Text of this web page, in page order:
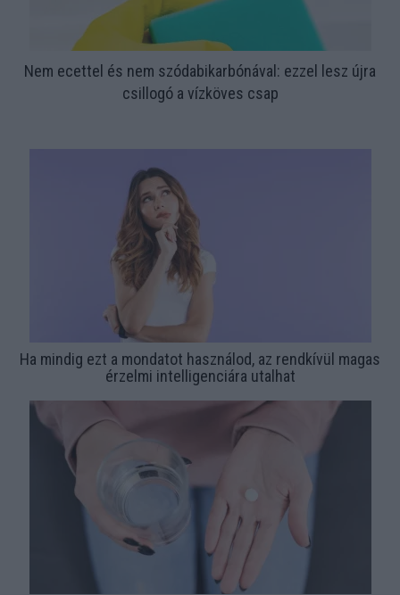
Nem ecettel és nem szódabikarbónával: ezzel lesz újra
csillogó a vízköves csap
Ha mindig ezt a mondatot használod, az rendkívül magas
érzelmi intelligenciára utalhat